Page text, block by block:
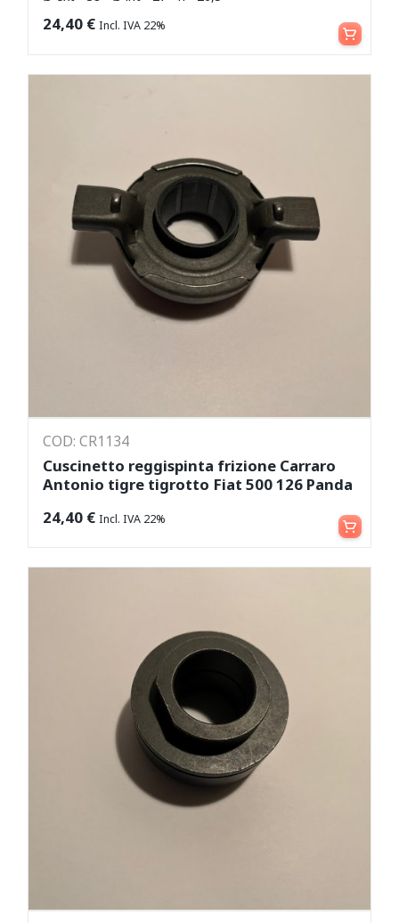
24,40 € Incl. IVA 22% Aggiungi al carrello
COD: CR1134
Cuscinetto reggispinta frizione Carraro
Antonio tigre tigrotto Fiat 500 126 Panda
24,40 € Incl. IVA 22% Aggiungi al carrello